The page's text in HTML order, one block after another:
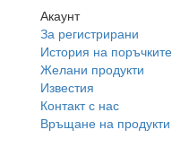
Акаунт
За регистрирани
История на поръчките
Желани продукти
Известия
Контакт с нас
Връщане на продукти